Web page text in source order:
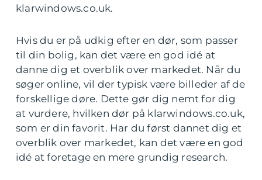
klarwindows.co.uk.
Hvis du er på udkig efter en dør, som passer
til din bolig, kan det være en god idé at
danne dig et overblik over markedet. Når du
søger online, vil der typisk være billeder af de
forskellige døre. Dette gør dig nemt for dig
at vurdere, hvilken dør på klarwindows.co.uk,
som er din favorit. Har du først dannet dig et
overblik over markedet, kan det være en god
idé at foretage en mere grundig research.